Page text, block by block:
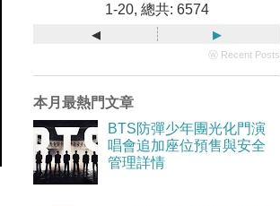
1-20, 總共: 6574
◂ ▸
ⓦ Recent Posts
本月最熱門文章
BTS防彈少年團光化門演
唱會追加座位預售與安全
管理詳情